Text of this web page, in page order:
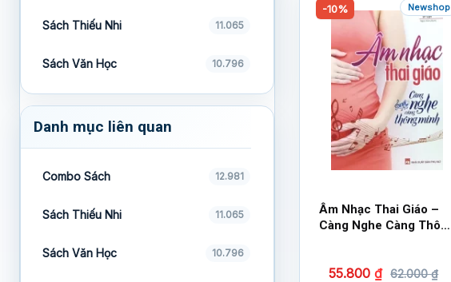
Sách Thiếu Nhi 11.065
Sách Văn Học 10.796
Danh mục liên quan
Combo Sách 12.981
Sách Thiếu Nhi 11.065
Sách Văn Học 10.796
-10% Newshop
Âm Nhạc Thai Giáo –
Càng Nghe Càng Thông
55.800₫ 62.000₫